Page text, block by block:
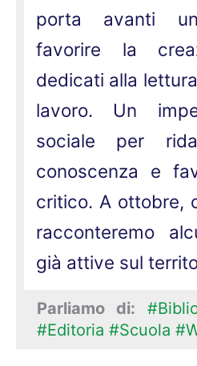
porta avanti
favorire la
dedicati alla
lavoro. Un
sociale per
conoscenza e
critico. A ottobre,
racconteremo
già attive sul
Parliamo di:
#Editoria #Scuola